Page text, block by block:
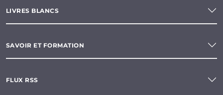
LIVRES BLANCS
SAVOIR ET FORMATION
FLUX RSS